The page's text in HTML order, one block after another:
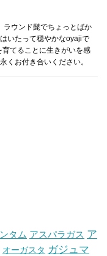
ラウンド髭でちょっとばか
いたって穏やかなoyajiで
育てることに生きがいを感
くお付き合いください。
タム アスパラガス ア
オーガスタ ガジュマ